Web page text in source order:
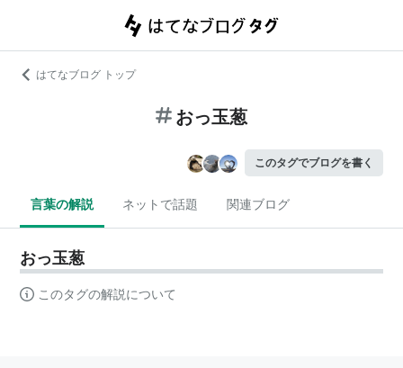
はてなブログ トップ
おっ玉葱
このタグでブログを書く
言葉の解説 ネットで話題 関連ブログ
おっ玉葱
このタグの解説について